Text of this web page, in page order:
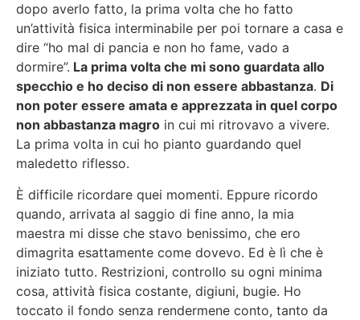
dopo averlo fatto, la prima volta che ho fatto
un’attività fisica interminabile per poi tornare a casa e
dire “ho mal di pancia e non ho fame, vado a
dormire”. La prima volta che mi sono guardata allo
specchio e ho deciso di non essere abbastanza. Di
non poter essere amata e apprezzata in quel corpo
non abbastanza magro in cui mi ritrovavo a vivere.
La prima volta in cui ho pianto guardando quel
maledetto riflesso.
È difficile ricordare quei momenti. Eppure ricordo
quando, arrivata al saggio di fine anno, la mia
maestra mi disse che stavo benissimo, che ero
dimagrita esattamente come dovevo. Ed è lì che è
iniziato tutto. Restrizioni, controllo su ogni minima
cosa, attività fisica costante, digiuni, bugie. Ho
toccato il fondo senza rendermene conto, tanto da